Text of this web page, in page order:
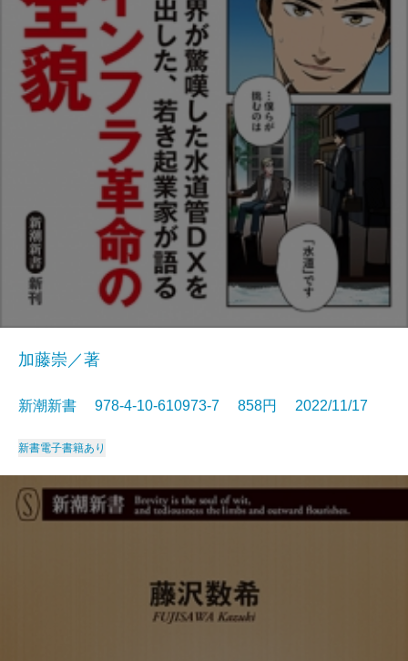
加藤崇／著
新潮新書 978-4-10-610973-7 858円 2022/11/17
新書電子書籍あり